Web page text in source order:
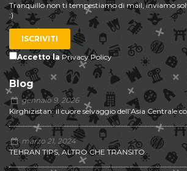
Tranquillo non ti tempestiamo di mail, inviamo
:)
ISCRIVITI
Accetto la Privacy Policy
Blog
gennaio 9, 2026
Kirghizistan: il cuore selvaggio dell’Asia Centrale
marzo 21, 2024
TEHRAN TIPS, ALTRO CHE TRANSITO